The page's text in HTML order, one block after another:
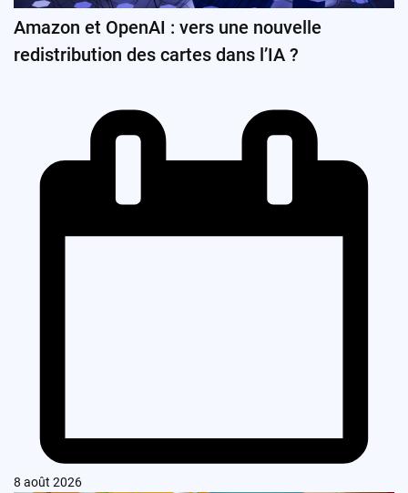
Amazon et OpenAI : vers une nouvelle
redistribution des cartes dans l’IA ?
8 août 2026